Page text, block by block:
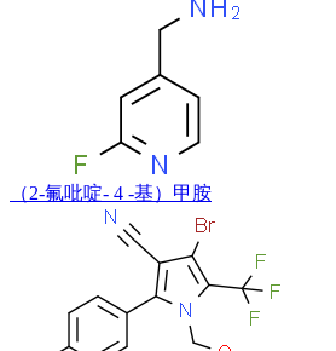
（2-氟吡啶- 4 -基）甲胺